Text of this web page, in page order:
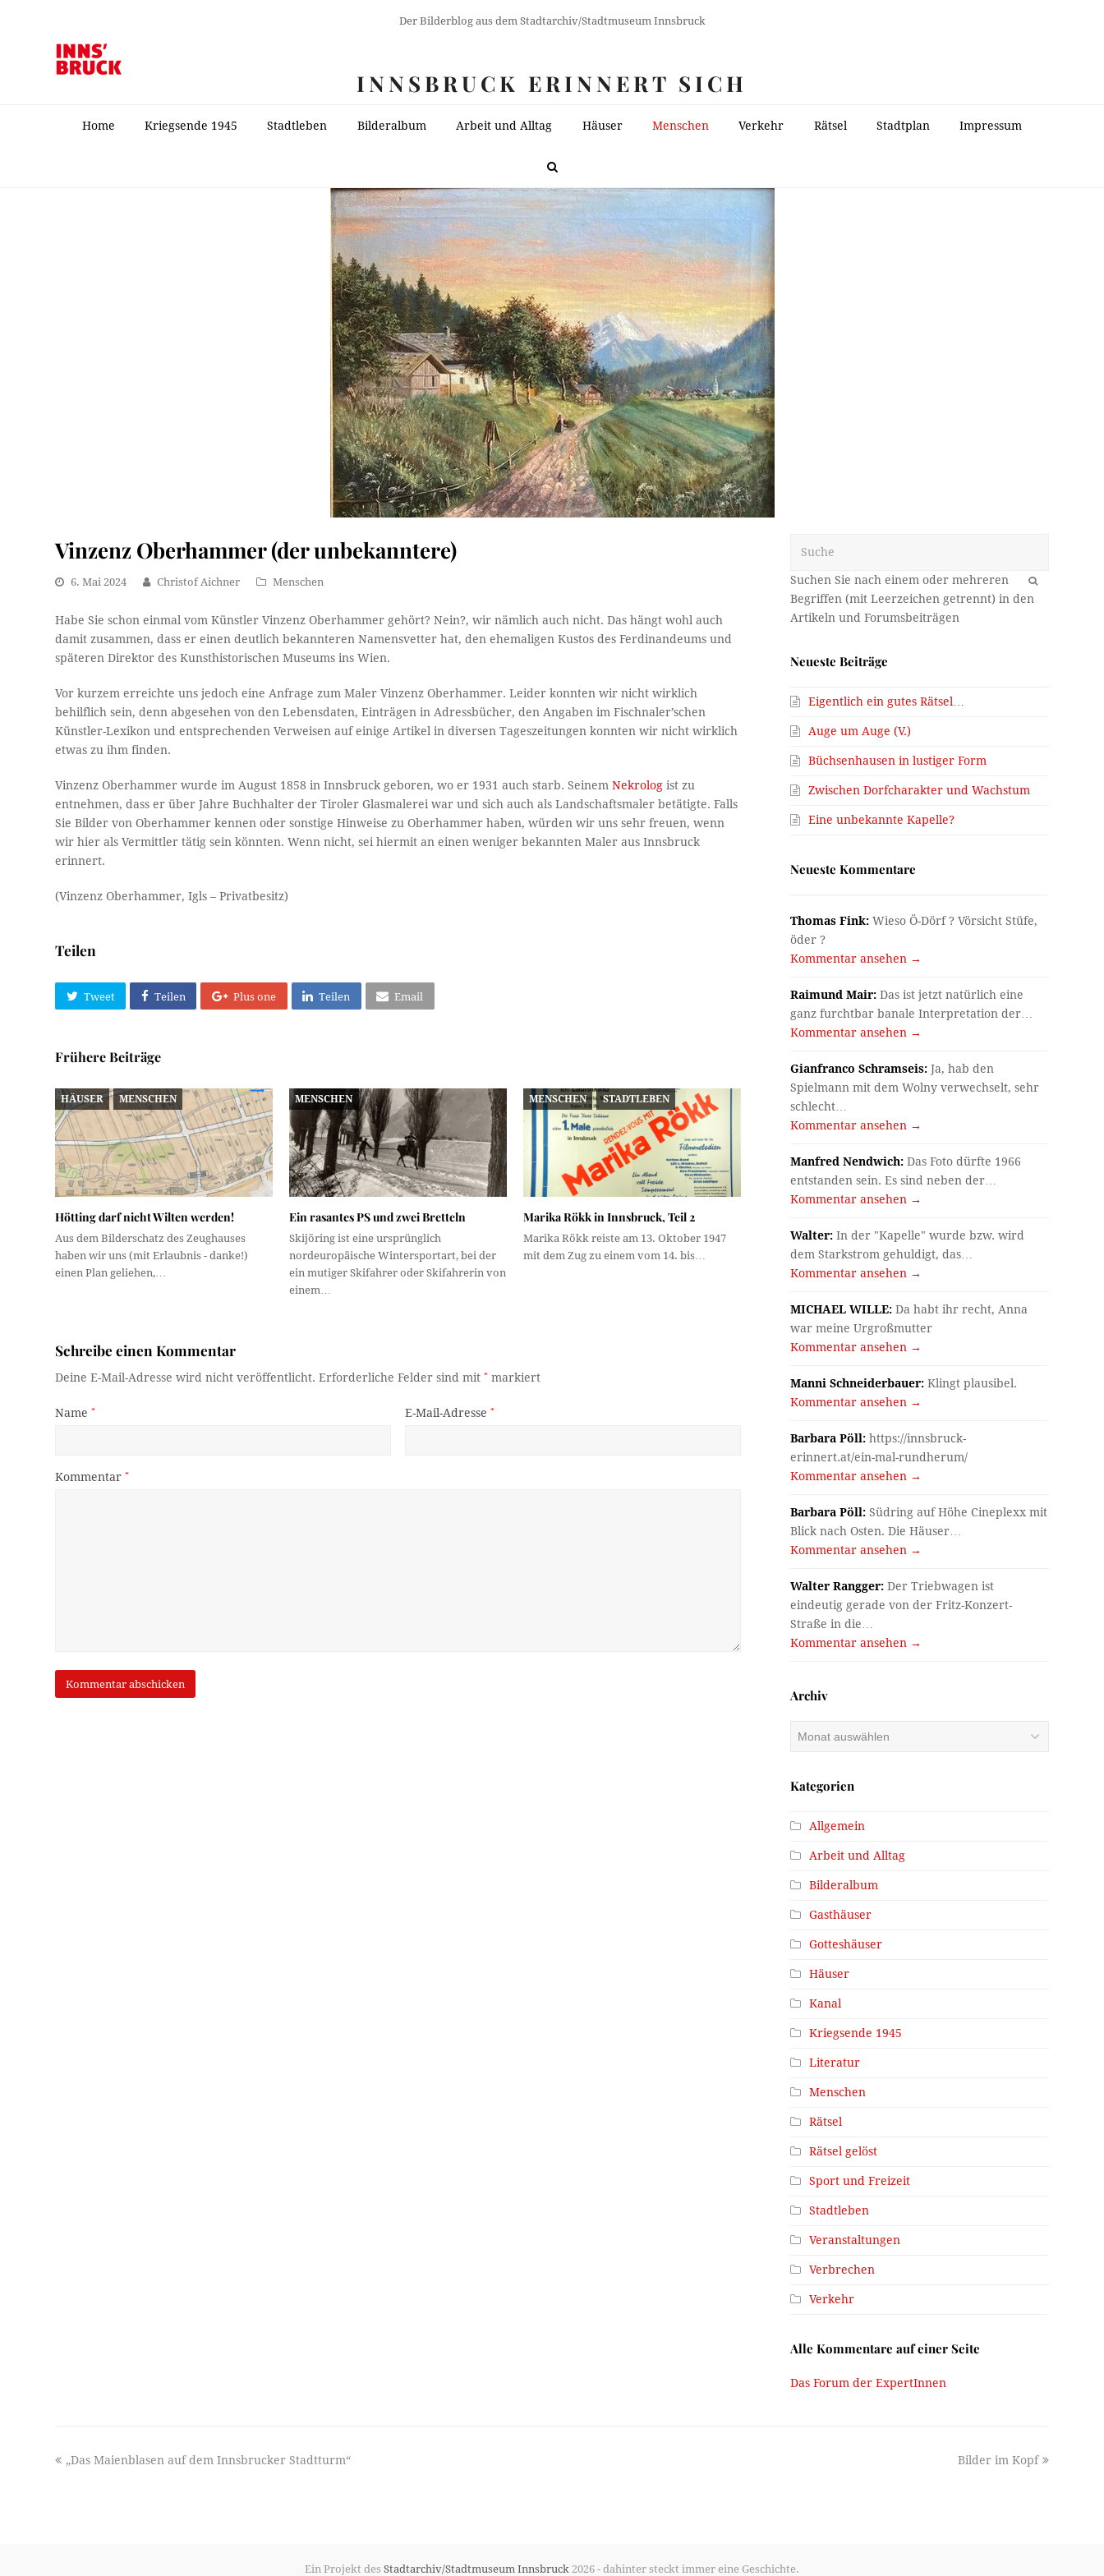
Der Bilderblog aus dem Stadtarchiv/Stadtmuseum Innsbruck
INNSBRUCK ERINNERT SICH
Home Kriegsende 1945 Stadtleben Bilderalbum Arbeit und Alltag Häuser Menschen Verkehr Rätsel Stadtplan Impressum
Vinzenz Oberhammer (der unbekanntere)
6. Mai 2024 Christof Aichner Menschen
Habe Sie schon einmal vom Künstler Vinzenz Oberhammer gehört? Nein?, wir nämlich auch nicht. Das hängt wohl auch
damit zusammen, dass er einen deutlich bekannteren Namensvetter hat, den ehemaligen Kustos des Ferdinandeums und
späteren Direktor des Kunsthistorischen Museums ins Wien.
Vor kurzem erreichte uns jedoch eine Anfrage zum Maler Vinzenz Oberhammer. Leider konnten wir nicht wirklich
behilflich sein, denn abgesehen von den Lebensdaten, Einträgen in Adressbücher, den Angaben im Fischnaler’schen
Künstler-Lexikon und entsprechenden Verweisen auf einige Artikel in diversen Tageszeitungen konnten wir nicht wirklich
etwas zu ihm finden.
Vinzenz Oberhammer wurde im August 1858 in Innsbruck geboren, wo er 1931 auch starb. SeinemNekrolog ist zu
entnehmen, dass er über Jahre Buchhalter der Tiroler Glasmalerei war und sich auch als Landschaftsmaler betätigte. Falls
Sie Bilder von Oberhammer kennen oder sonstige Hinweise zu Oberhammer haben, würden wir uns sehr freuen, wenn
wir hier als Vermittler tätig sein könnten. Wenn nicht, sei hiermit an einen weniger bekannten Maler aus Innsbruck
erinnert.
(Vinzenz Oberhammer, Igls – Privatbesitz)
Teilen
Tweet Teilen Plus one Teilen Email
Frühere Beiträge
HÄUSER MENSCHEN
Hötting darf nicht Wilten werden!
Aus dem Bilderschatz des Zeughauses
haben wir uns (mit Erlaubnis - danke!)
einen Plan geliehen,…
MENSCHEN
Ein rasantes PS und zwei Bretteln
Skijöring ist eine ursprünglich
nordeuropäische Wintersportart, bei der
ein mutiger Skifahrer oder Skifahrerin von
einem…
MENSCHEN STADTLEBEN
Marika Rökk in Innsbruck, Teil 2
Marika Rökk reiste am 13. Oktober 1947
mit dem Zug zu einem vom 14. bis…
Schreibe einen Kommentar
Deine E-Mail-Adresse wird nicht veröffentlicht. Erforderliche Felder sind mit* markiert
Name* E-Mail-Adresse *
Kommentar*
OK
Neueste Beiträge
Eigentlich ein gutes Rätsel…
Auge um Auge (V.)
Büchsenhausen in lustiger Form
Zwischen Dorfcharakter und Wachstum
Eine unbekannte Kapelle?
Neueste Kommentare
Thomas Fink: Wieso Ö-Dörf ? Vörsicht Stüfe,
öder ?
Kommentar ansehen →
Raimund Mair: Das ist jetzt natürlich eine
ganz furchtbar banale Interpretation der…
Kommentar ansehen →
Gianfranco Schramseis: Ja, hab den
Spielmann mit dem Wolny verwechselt, sehr
schlecht…
Kommentar ansehen →
Manfred Nendwich: Das Foto dürfte 1966
entstanden sein. Es sind neben der…
Kommentar ansehen →
Walter: In der "Kapelle" wurde bzw. wird
dem Starkstrom gehuldigt, das…
Kommentar ansehen →
MICHAEL WILLE: Da habt ihr recht, Anna
war meine Urgroßmutter
Kommentar ansehen →
Manni Schneiderbauer: Klingt plausibel.
Kommentar ansehen →
Barbara Pöll: https://innsbruck-
erinnert.at/ein-mal-rundherum/
Kommentar ansehen →
Barbara Pöll: Südring auf Höhe Cineplexx mit
Blick nach Osten. Die Häuser…
Kommentar ansehen →
Walter Rangger: Der Triebwagen ist
eindeutig gerade von der Fritz-Konzert-
Straße in die…
Kommentar ansehen →
Archiv
Kategorien
Allgemein
Arbeit und Alltag
Bilderalbum
Gasthäuser
Gotteshäuser
Häuser
Kanal
Kriegsende 1945
Literatur
Menschen
Rätsel
Rätsel gelöst
Sport und Freizeit
Stadtleben
Veranstaltungen
Verbrechen
Verkehr
Alle Kommentare auf einer Seite
Das Forum der ExpertInnen
previous
„Das Maienblasen auf dem Innsbrucker Stadtturm“
next
Bilder im Kopf
Ein Projekt des Stadtarchiv/Stadtmuseum Innsbruck 2026 - dahinter steckt immer eine Geschichte.